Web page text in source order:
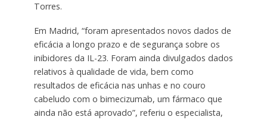
Torres.
Em Madrid, “foram apresentados novos dados de
eficácia a longo prazo e de segurança sobre os
inibidores da IL-23. Foram ainda divulgados dados
relativos à qualidade de vida, bem como
resultados de eficácia nas unhas e no couro
cabeludo com o bimecizumab, um fármaco que
ainda não está aprovado”, referiu o especialista,